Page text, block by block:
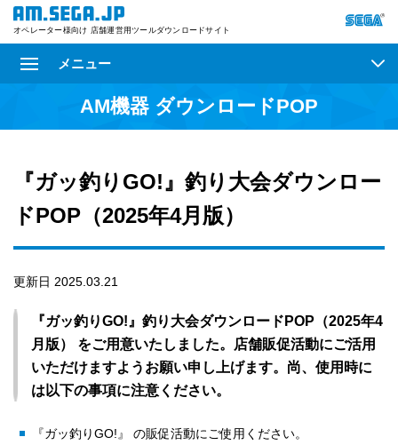
オペレーター様向け 店舗運営用ツールダウンロードサイト
メニュー
AM機器 ダウンロードPOP
『ガッ釣りGO!』釣り大会ダウンロー
ドPOP（2025年4月版）
更新日 2025.03.21
『ガッ釣りGO!』釣り大会ダウンロードPOP（2025年4
月版） をご用意いたしました。店舗販促活動にご活用
いただけますようお願い申し上げます。尚、使用時に
は以下の事項に注意ください。
『ガッ釣りGO!』 の販促活動にご使用ください。